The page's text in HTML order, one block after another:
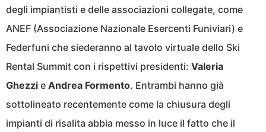
degli impiantisti e delle associazioni collegate, come
ANEF (Associazione Nazionale Esercenti Funiviari) e
Federfuni che siederanno al tavolo virtuale dello Ski
Rental Summit con i rispettivi presidenti: Valeria
Ghezzi e Andrea Formento. Entrambi hanno già
sottolineato recentemente come la chiusura degli
impianti di risalita abbia messo in luce il fatto che il